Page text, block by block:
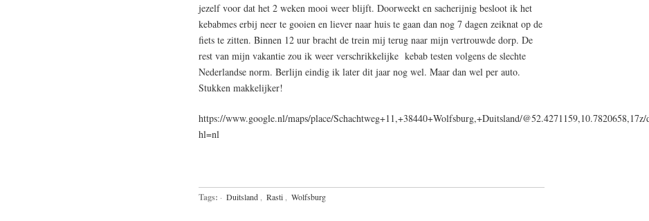
jezelf voor dat het 2 weken mooi weer blijft. Doorweekt en sacherijnig besloot ik het
kebabmes erbij neer te gooien en liever naar huis te gaan dan nog 7 dagen zeiknat op de
fiets te zitten. Binnen 12 uur bracht de trein mij terug naar mijn vertrouwde dorp. De
rest van mijn vakantie zou ik weer verschrikkelijke kebab testen volgens de slechte
Nederlandse norm. Berlijn eindig ik later dit jaar nog wel. Maar dan wel per auto.
Stukken makkelijker!
https://www.google.nl/maps/place/Schachtweg+11,+38440+Wolfsburg,+Duitsland/
hl=nl
Tags: · Duitsland Rasti Wolfsburg